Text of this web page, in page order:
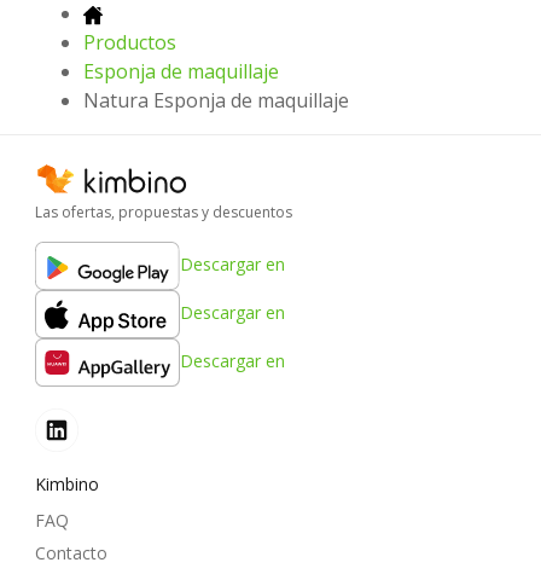
Productos
Esponja de maquillaje
Natura Esponja de maquillaje
Las ofertas, propuestas y descuentos
Descargar en
Descargar en
Descargar en
Kimbino
FAQ
Contacto